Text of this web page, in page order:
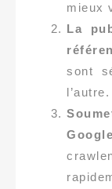
mieux
La
sont
l’autre.